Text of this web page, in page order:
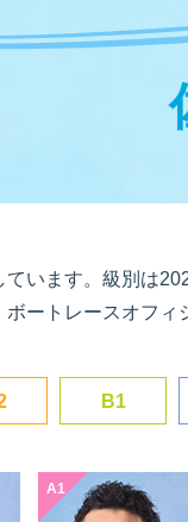
記念競走優勝選手一覧
外向発売所 ドリームピッ
マンスリーレースガイド
います。級別は
ートレースオフ
B1